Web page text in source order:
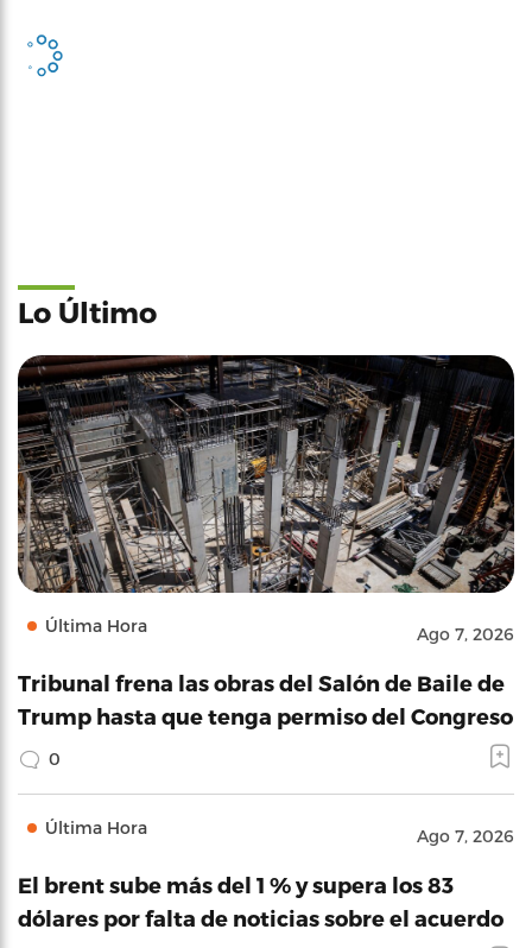
Lo Último
Última Hora Ago 7, 2026
Tribunal frena las obras del Salón de Baile de
Trump hasta que tenga permiso del Congreso
0
Última Hora Ago 7, 2026
El brent sube más del 1 % y supera los 83
dólares por falta de noticias sobre el acuerdo